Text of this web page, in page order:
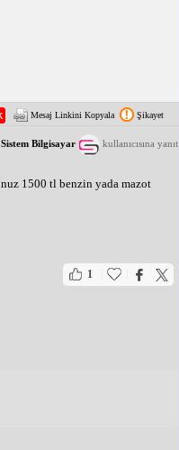
Mesaj Linkini Kopyala Şikayet
Sistem Bilgisayar kullanıcısına yanıt
1500 tl benzin yada mazot
1